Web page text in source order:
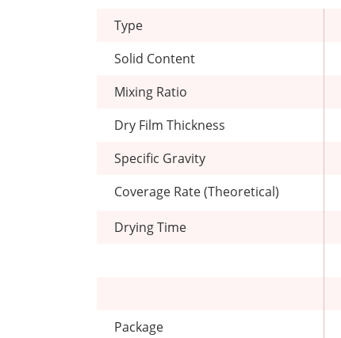
Type
Solid Content
Mixing Ratio
Dry Film Thickness
Specific Gravity
Coverage Rate (Theoretical)
Drying Time
Package